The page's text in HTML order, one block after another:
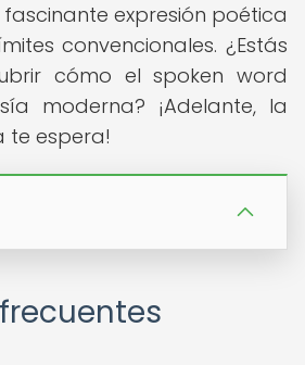
expresión poética
convencionales. ¿Estás
cómo el spoken word
moderna? ¡Adelante, la
te espera!